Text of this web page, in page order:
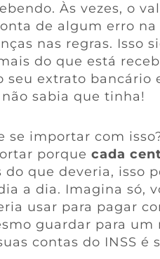
Às vezes, o
de algum erro
nas regras. Isso
do que está
seu extrato bancário
sabia que tinha!
se importar com
porque cada
do que deveria, isso
a dia. Imagina só,
usar para pagar
guardar para um
contas do INSS é